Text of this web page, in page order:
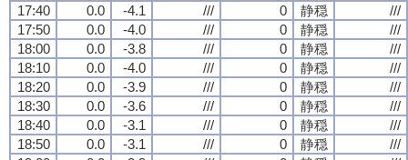
17:40
0.0 -4.1 /// 0 静穏
///
17:50
0.0 -4.0 /// 0 静穏
///
18:00
0.0 -3.8 /// 0 静穏
///
18:10
0.0 -4.0 /// 0 静穏
///
18:20
0.0 -3.9 /// 0 静穏
///
18:30
0.0 -3.6 /// 0 静穏
///
18:40
0.0 -3.1 /// 0 静穏
///
18:50
0.0 -3.1 /// 0 静穏
///